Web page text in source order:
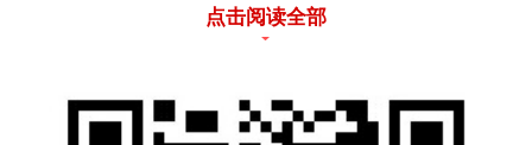
长91.2%，环比增长26.9%。1-5月新能源乘用
点击阅读全部